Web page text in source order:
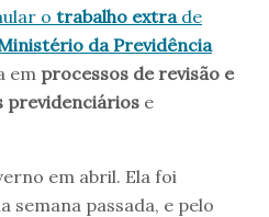
o trabalho extrade
da Previdência
em processos de revisão e
previdenciários e
em abril. Ela foi
semana passada, e pelo